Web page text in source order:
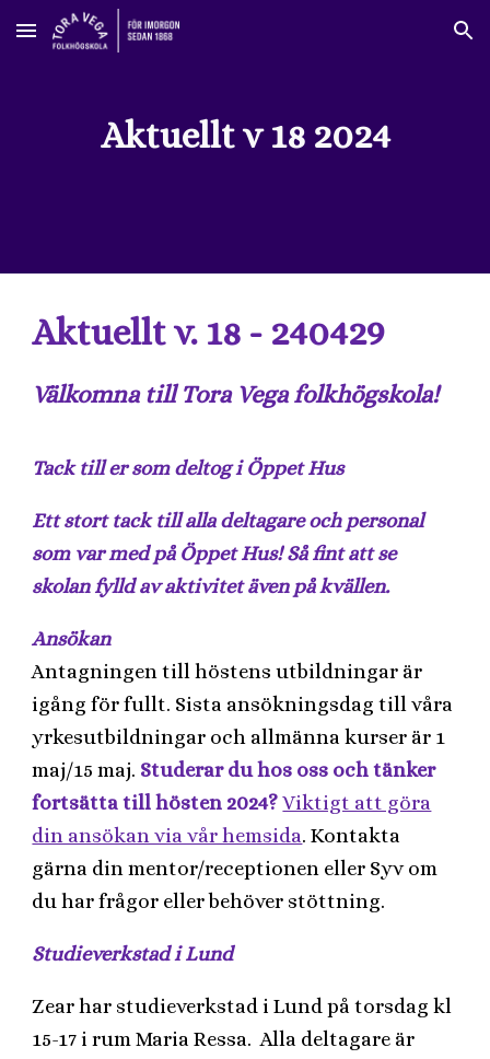
Skip to main content Skip to navigation
Aktuellt v 18 2024
Aktuellt v. 18 - 240429
Välkomna till Tora Vega folkhögskola!
Tack till er som deltog i Öppet Hus
Ett stort tack till alla deltagare och personal
som var med på Öppet Hus! Så fint att se
skolan fylld av aktivitet även på kvällen.
Ansökan
Antagningen till höstens utbildningar är
igång för fullt. Sista ansökningsdag till våra
yrkesutbildningar och allmänna kurser är 1
maj/15 maj. Studerar du hos oss och tänker
fortsätta till hösten 2024? Viktigt att göra
din ansökan via vår hemsida. Kontakta
gärna din mentor/receptionen eller Syv om
du har frågor eller behöver stöttning.
Studieverkstad i Lund
Zear har studieverkstad i Lund på torsdag kl
15-17 i rum Maria Ressa. Alla deltagare är